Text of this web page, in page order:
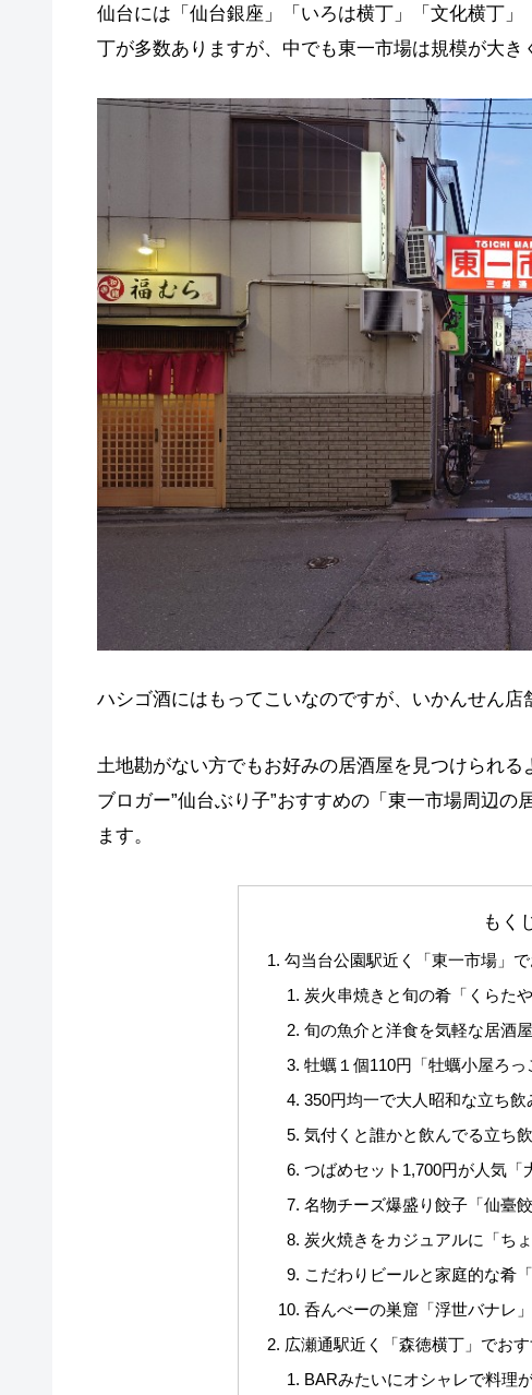
仙台には「仙台銀座」「いろは横丁」「文化横丁
丁が多数ありますが、中でも東一市場は規模が大き
ハシゴ酒にはもってこいなのですが、いかんせん店
土地勘がない方でもお好みの居酒屋を見つけられ
ブロガー”仙台ぶり子”おすすめの「東一市場周辺
ます。
もく
勾当台公園駅近く「東一市場」
炭火串焼きと旬の肴「くらたや
旬の魚介と洋食を気軽な居酒
牡蠣１個110円「牡蠣小屋ろっ
350円均一で大人昭和な立ち飲
気付くと誰かと飲んでる立ち
つばめセット1,700円が人気「
名物チーズ爆盛り餃子「仙臺餃
炭火焼きをカジュアルに「ちょ
こだわりビールと家庭的な肴
呑んべーの巣窟「浮世バナレ」
広瀬通駅近く「森徳横丁」でお
BARみたいにオシャレで料理